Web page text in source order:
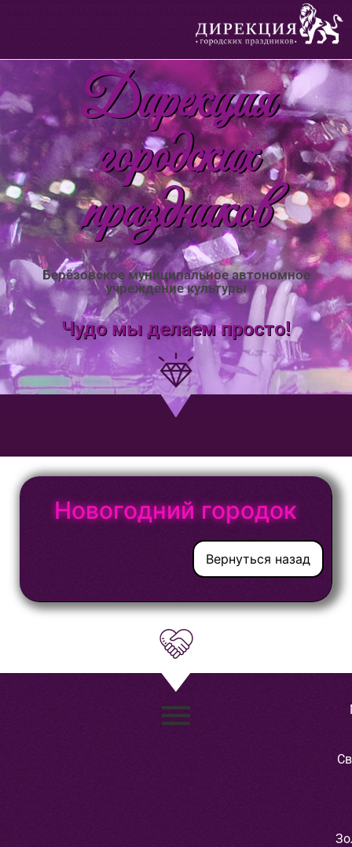
Дирекция
городских
праздников
Берёзовское муниципальное автономное
учреждение культуры
Чудо мы делаем просто!
Новогодний городок
Вернуться назад